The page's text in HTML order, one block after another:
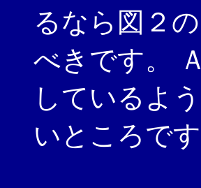
るなら図２
べきです。
しているよ
いところです